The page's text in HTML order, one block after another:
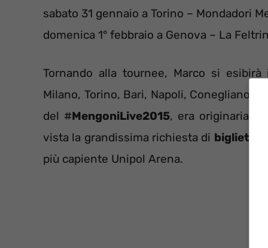
sabato 31 gennaio a Torino – Mondadori
domenica 1° febbraio a Genova – La
Tornando alla tournee, Marco si esibirà
Milano, Torino, Bari, Napoli, Conegliano,
del #MengoniLive2015, era
vista la grandissima richiesta di biglietti
più capiente Unipol Arena.